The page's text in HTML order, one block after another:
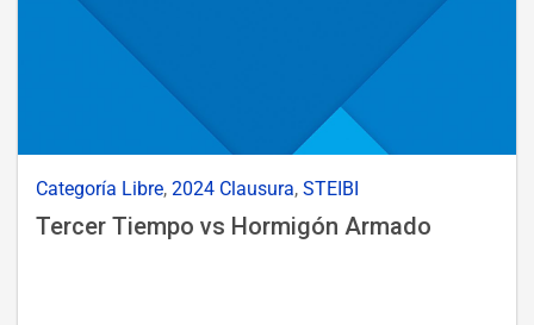
Categoría Libre, 2024 Clausura, STEIBI
Tercer Tiempo vs Hormigón Armado